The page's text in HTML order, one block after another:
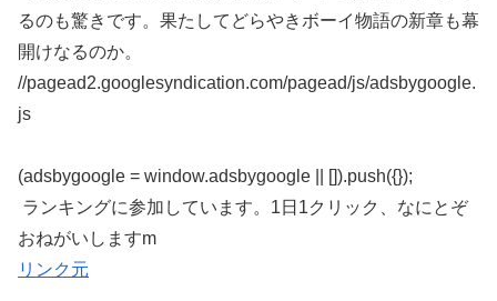
るのも驚きです。果たしてどらやきボーイ物語の新章も幕
開けなるのか。
//pagead2.googlesyndication.com/pagead/js/adsbygoogle.
js
(adsbygoogle = window.adsbygoogle || []).push({});
ランキングに参加しています。1日1クリック、なにとぞ
おねがいしますm
リンク元